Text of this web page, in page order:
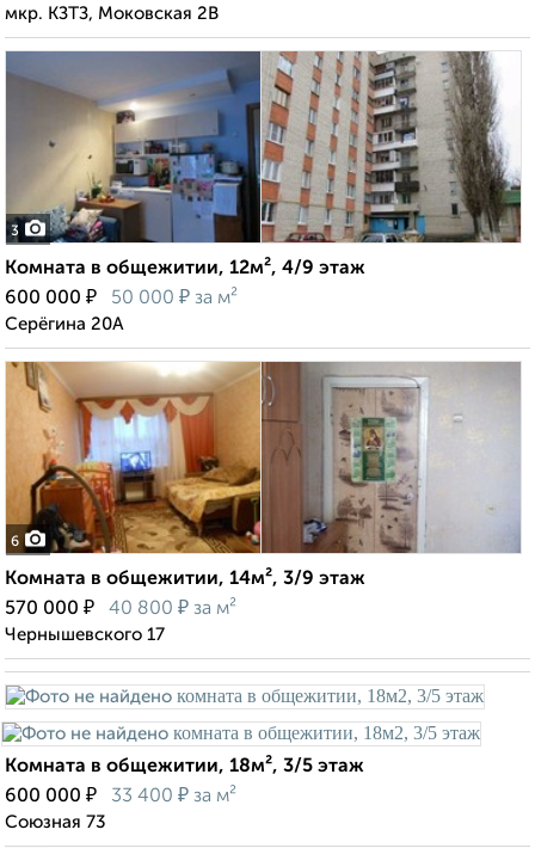
мкр. КЗТЗ, Моковская 2В
3
Комната в общежитии, 12м², 4/9 этаж
600 000 ₽ 50 000 ₽ за м²
Серёгина 20А
6
Комната в общежитии, 14м², 3/9 этаж
570 000 ₽ 40 800 ₽ за м²
Чернышевского 17
Комната в общежитии, 18м², 3/5 этаж
600 000 ₽ 33 400 ₽ за м²
Союзная 73